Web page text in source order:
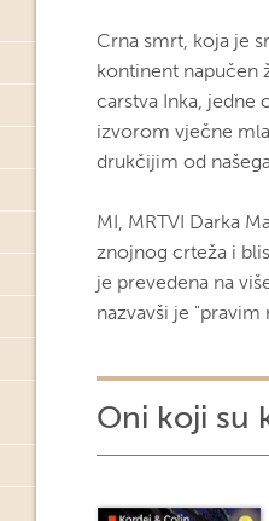
Crna smrt, koja je
kontinent napučen
carstva Inka, jedne
izvorom vječne
drukčijim od
MI, MRTVI Darka
znojnog crteža i
je prevedena na
nazvavši je
Oni koji su